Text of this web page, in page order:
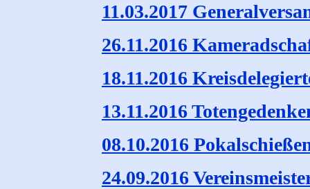
11.03.2017
26.11.2016
18.11.2016
13.11.2016
08.10.2016
24.09.2016